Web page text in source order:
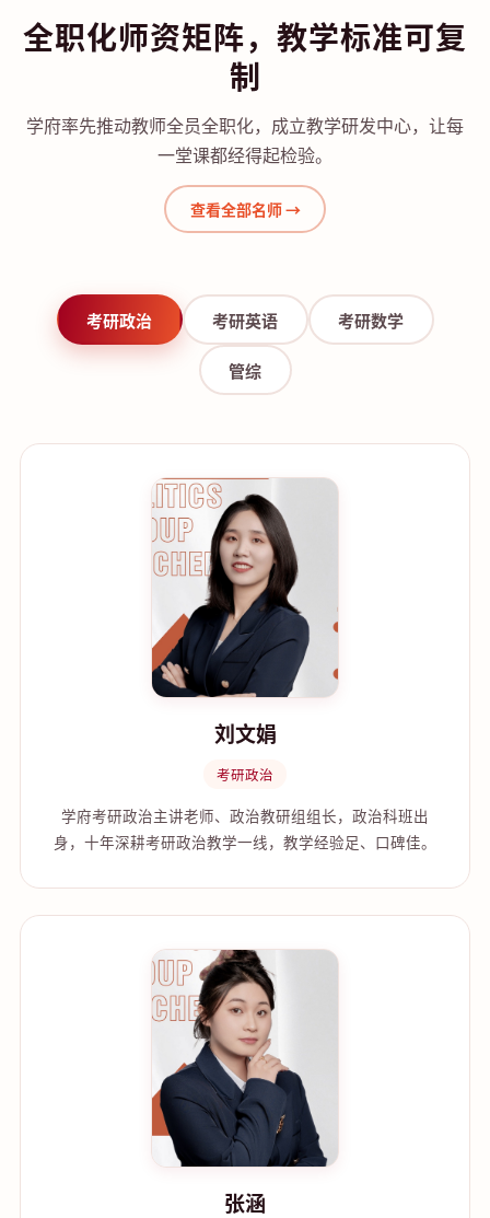
全职化师资矩阵，教学标准可复
制
学府率先推动教师全员全职化，成立教学研发中心，让每
一堂课都经得起检验。
查看全部名师 →
考研政治 考研英语 考研数学
管综
刘文娟
考研政治
学府考研政治主讲老师、政治教研组组长，政治科班出
身，十年深耕考研政治教学一线，教学经验足、口碑佳。
张涵